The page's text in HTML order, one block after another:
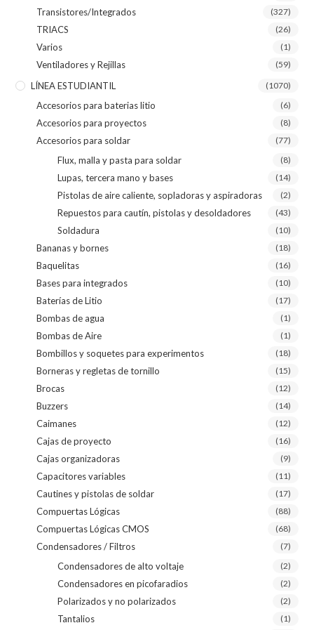
Transistores/Integrados
(327)
TRIACS (26)
Varios (1)
Ventiladores y Rejillas (59)
LÍNEA ESTUDIANTIL (1070)
Accesorios para baterias litio (6)
Accesorios para proyectos (8)
Accesorios para soldar (77)
Flux, malla y pasta para soldar (8)
Lupas, tercera mano y bases (14)
Pistolas de aire caliente, sopladoras y aspiradoras (2)
Repuestos para cautín, pistolas y desoldadores (43)
Soldadura (10)
Bananas y bornes (18)
Baquelitas (16)
Bases para integrados (10)
Baterías de Litio (17)
Bombas de agua (1)
Bombas de Aire (1)
Bombillos y soquetes para experimentos (18)
Borneras y regletas de tornillo (15)
Brocas (12)
Buzzers (14)
Caimanes (12)
Cajas de proyecto (16)
Cajas organizadoras (9)
Capacitores variables (11)
Cautines y pistolas de soldar (17)
Compuertas Lógicas (88)
Compuertas Lógicas CMOS (68)
Condensadores / Filtros (7)
Condensadores de alto voltaje (2)
Condensadores en picofaradios (2)
Polarizados y no polarizados (2)
Tantalios (1)